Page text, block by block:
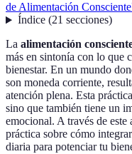
de Alimentación Consciente
Índice(21 secciones)
La alimentación
más en sintonía con lo que
bienestar. En un mundo
son moneda corriente,
atención plena. Esta
sino que también tiene un
emocional. A través de
práctica sobre cómo
diaria para potenciar tu